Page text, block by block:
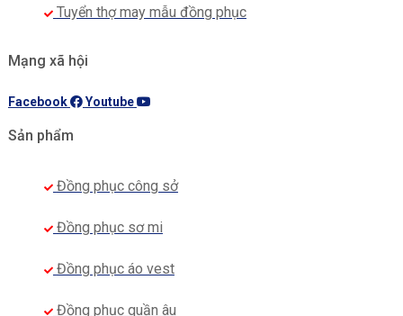
Tuyển thợ may mẫu đồng phục
Mạng xã hội
Facebook Youtube
Sản phẩm
Đồng phục công sở
Đồng phục sơ mi
Đồng phục áo vest
Đồng phục quần âu